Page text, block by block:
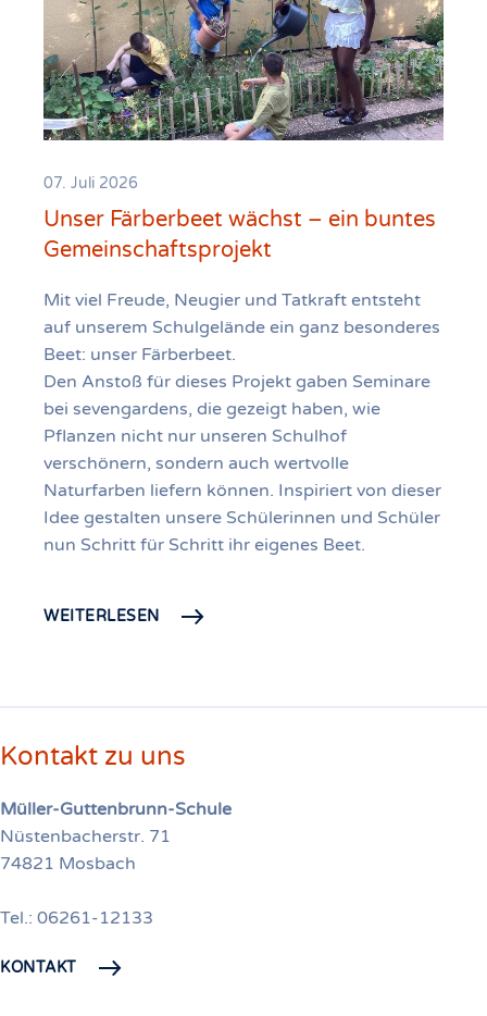
07. Juli 2026
Unser Färberbeet wächst – ein buntes
Gemeinschaftsprojekt
Mit viel Freude, Neugier und Tatkraft entsteht
auf unserem Schulgelände ein ganz besonderes
Beet: unser Färberbeet.
Den Anstoß für dieses Projekt gaben Seminare
bei sevengardens, die gezeigt haben, wie
Pflanzen nicht nur unseren Schulhof
verschönern, sondern auch wertvolle
Naturfarben liefern können. Inspiriert von dieser
Idee gestalten unsere Schülerinnen und Schüler
nun Schritt für Schritt ihr eigenes Beet.
WEITERLESEN
Kontakt zu uns
Müller-Guttenbrunn-Schule
Nüstenbacherstr. 71
74821 Mosbach
Tel.: 06261-12133
KONTAKT